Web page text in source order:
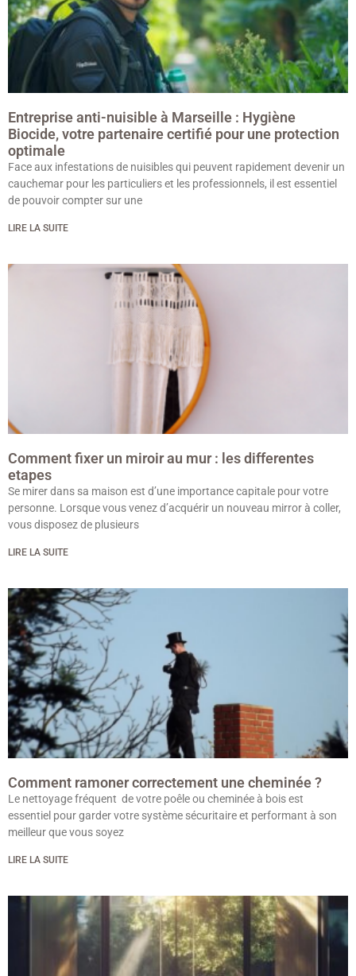
Entreprise anti-nuisible à Marseille : Hygiène
Biocide, votre partenaire certifié pour une protection
optimale
Face aux infestations de nuisibles qui peuvent rapidement devenir un
cauchemar pour les particuliers et les professionnels, il est essentiel
de pouvoir compter sur une
LIRE LA SUITE
Comment fixer un miroir au mur : les differentes
etapes
Se mirer dans sa maison est d’une importance capitale pour votre
personne. Lorsque vous venez d’acquérir un nouveau mirror à coller,
vous disposez de plusieurs
LIRE LA SUITE
Comment ramoner correctement une cheminée ?
Le nettoyage fréquent de votre poêle ou cheminée à bois est
essentiel pour garder votre système sécuritaire et performant à son
meilleur que vous soyez
LIRE LA SUITE